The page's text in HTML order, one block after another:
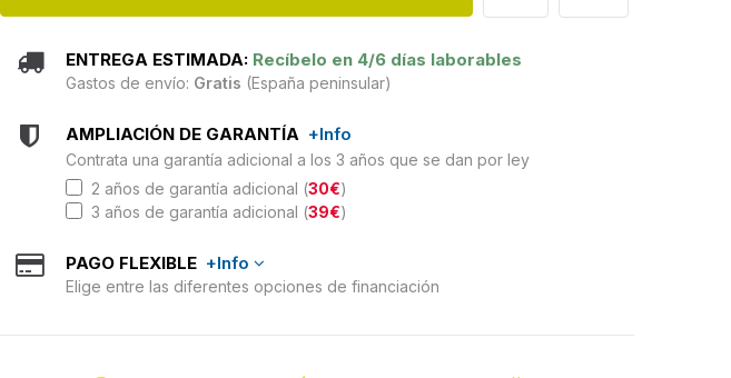
ENTREGA ESTIMADA: Recíbelo en 4/6 días laborables
Gastos de envío: Gratis (España peninsular)
AMPLIACIÓN DE GARANTÍA +Info
Contrata una garantía adicional a los 3 años que se dan por ley
2 años de garantía adicional (30€)
3 años de garantía adicional (39€)
PAGO FLEXIBLE +Info
Elige entre las diferentes opciones de financiación